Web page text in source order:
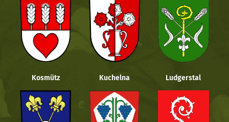
Kosmütz Kuchelna Ludgerstal